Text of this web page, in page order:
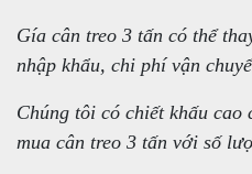
Gía cân treo 3 tấn có thể
nhập khẩu, chi phí vận
Chúng tôi có chiết khấu cao
mua cân treo 3 tấn với số